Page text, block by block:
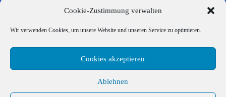
Cookie-Zustimmung verwalten
Wir verwenden Cookies, um unsere Website und unseren Service zu optimieren.
Cookies akzeptieren
Ablehnen
info@angesagt-gmbh.de
Datenschutzerklärung